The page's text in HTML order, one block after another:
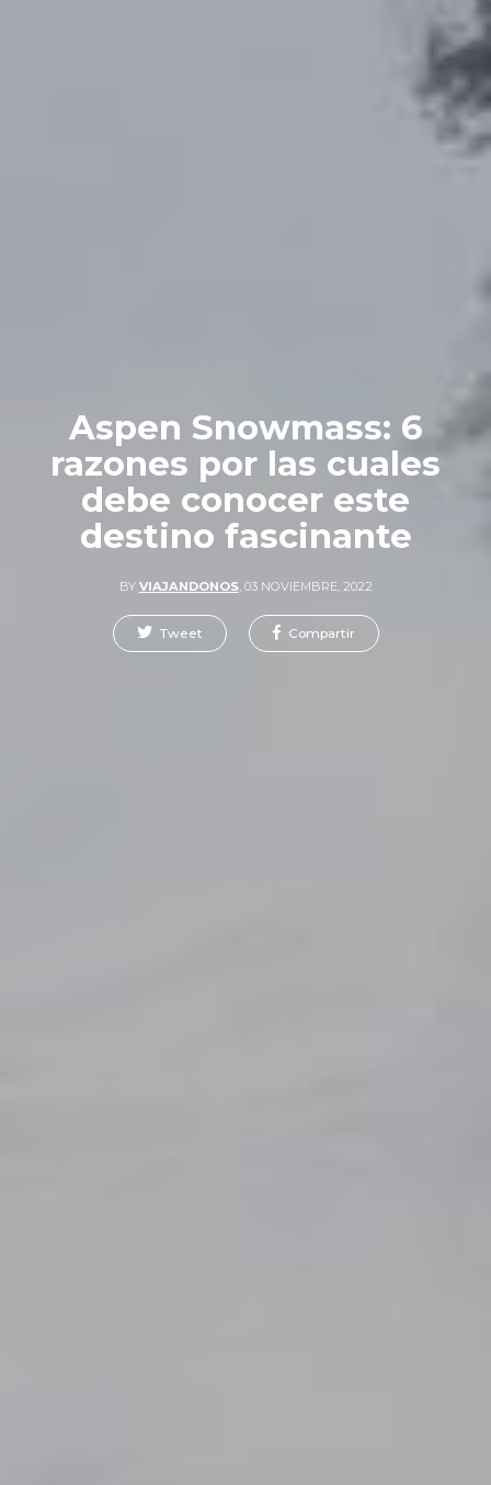
Aspen Snowmass: 6
razones por las cuales
debe conocer este
destino fascinante
BY VIAJANDONOS, 03 NOVIEMBRE, 2022
Tweet Compartir